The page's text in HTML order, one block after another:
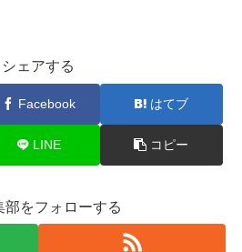
シェアする
Facebook はてブ
LINE コピー
部をフォローする